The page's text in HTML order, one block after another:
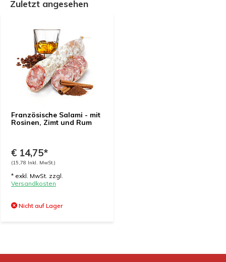
Zuletzt angesehen
Französische Salami - mit
Rosinen, Zimt und Rum
€ 14,75*
(15,78 Inkl. MwSt.)
* exkl. MwSt. zzgl.
Versandkosten
Nicht auf Lager